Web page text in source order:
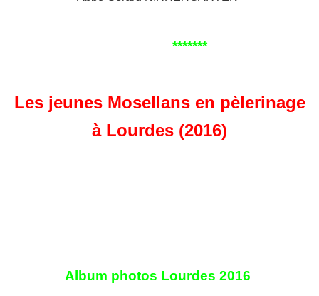
*******
Les jeunes Mosellans en pèlerinage
à Lourdes (2016)
Album photos Lourdes 2016